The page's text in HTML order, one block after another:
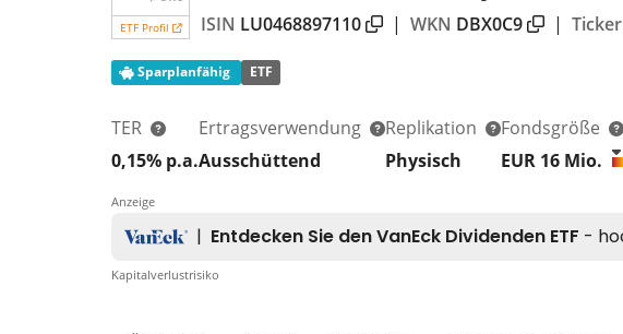
ETF Profil ISIN LU0468897110 | WKN DBX0C9 | Ticker
Sparplanfähig ETF
TER
0,15% p.a.
Ertragsverwendung
Ausschüttend
Replikation
Physisch
Fondsgröße
EUR 16 Mio.
Anzeige
Kapitalverlustrisiko